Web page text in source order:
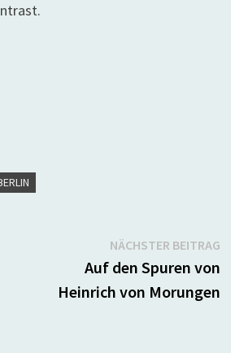
NÄCHSTER BEITRAG
Auf den Spuren von
Heinrich von Morungen